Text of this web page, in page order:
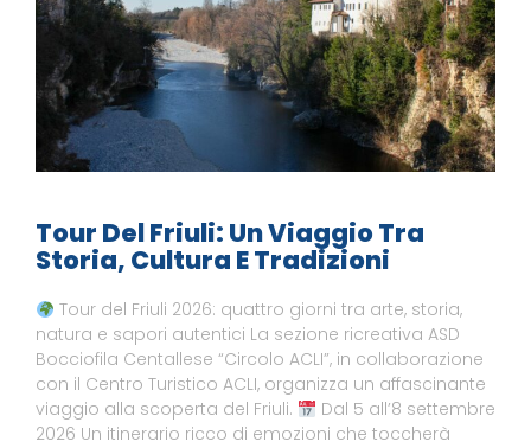
Tour Del Friuli: Un Viaggio Tra
Storia, Cultura E Tradizioni
Tour del Friuli 2026: quattro giorni tra arte, storia,
natura e sapori autentici La sezione ricreativa ASD
Bocciofila Centallese “Circolo ACLI”, in collaborazione
con il Centro Turistico ACLI, organizza un affascinante
viaggio alla scoperta del Friuli.
Dal 5 all’8 settembre
2026 Un itinerario ricco di emozioni che toccherà